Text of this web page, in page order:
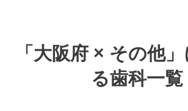
「大阪府 × その他
る歯科一覧